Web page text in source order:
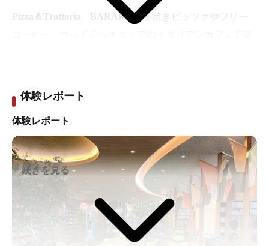
Pizza＆Trottoria BARAKU
釜焼きピッツァやフリー
体験レポート
体験レポート
続きを見る